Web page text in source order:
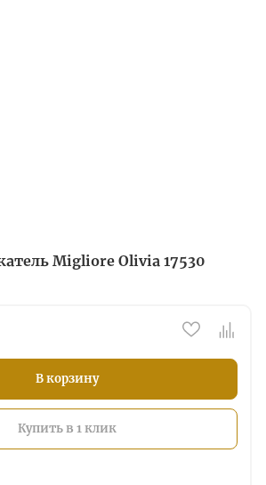
Migliore Olivia 17530
В корзину
Купить в 1 клик